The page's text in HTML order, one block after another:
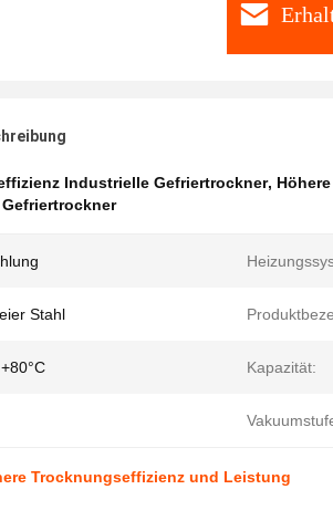
Industrielle Gefriertrockner,
Stahl
Kapazität:
Trocknungseffizienz und Leistung